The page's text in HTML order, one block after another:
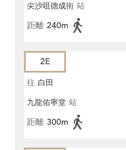
尖沙咀德成街 站
距離 240m
2E
往 白田
九龍佑寧堂 站
距離 300m